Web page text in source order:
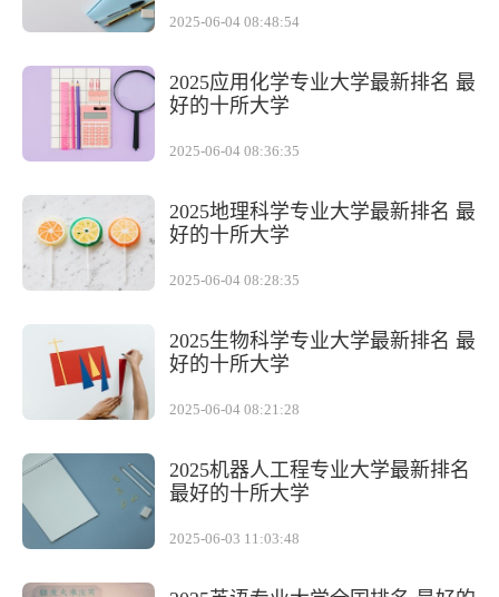
2025-06-04 08:48:54
2025应用化学专业大学最新排名 最
好的十所大学
2025-06-04 08:36:35
2025地理科学专业大学最新排名 最
好的十所大学
2025-06-04 08:28:35
2025生物科学专业大学最新排名 最
好的十所大学
2025-06-04 08:21:28
2025机器人工程专业大学最新排名
最好的十所大学
2025-06-03 11:03:48